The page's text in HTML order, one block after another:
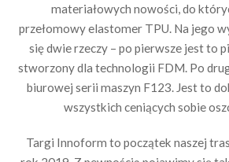
materiałowych nowości, do
przełomowy elastomer TPU. Na jego
się dwie rzeczy – po pierwsze jest to
stworzony dla technologii FDM. Po
biurowej serii maszyn F123. Jest to
wszystkich ceniących sobie
Targi Innoform to początek naszej